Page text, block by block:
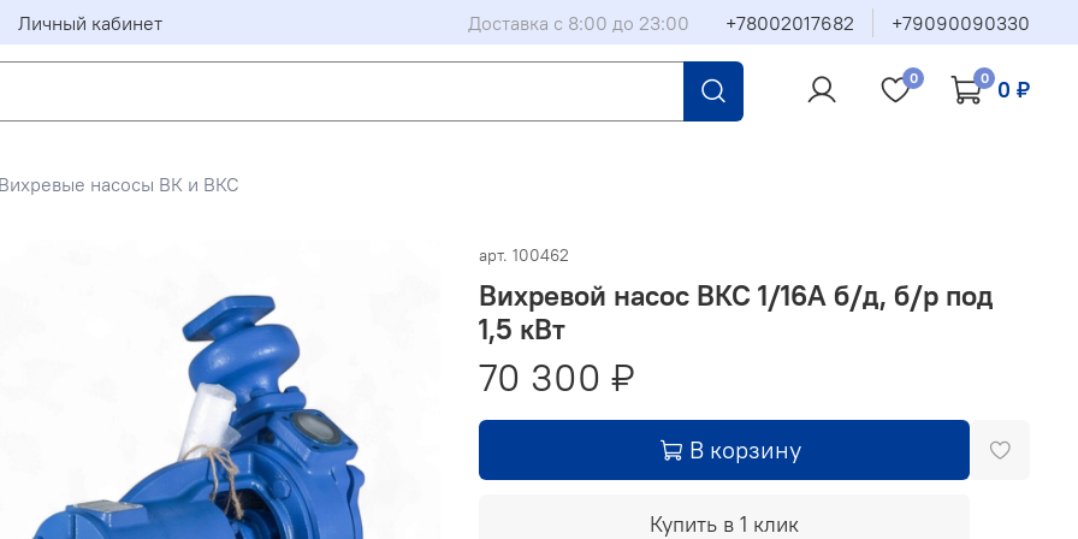
Личный кабинет Доставка с 8:00 до 23:00 +78002017682 +79090090330
0 0 0 ₽
Вихревые насосы ВК и ВКС
арт. 100462
Вихревой насос ВКС 1/16А б/д, б/р под
1,5 кВт
70 300 ₽
В корзину
Купить в 1 клик